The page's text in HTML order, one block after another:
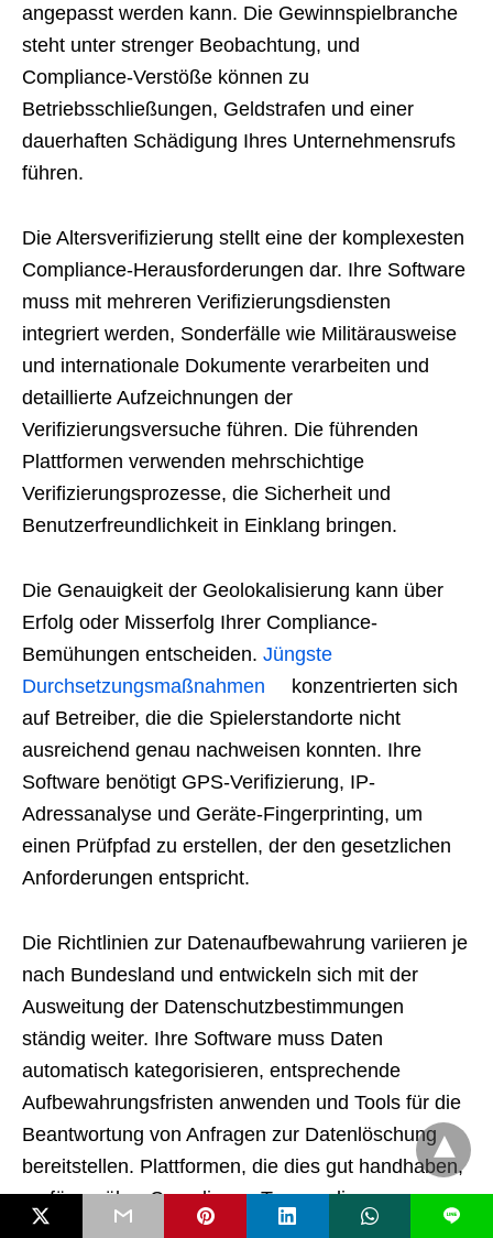
angepasst werden kann. Die Gewinnspielbranche
steht unter strenger Beobachtung, und
Compliance-Verstöße können zu
Betriebsschließungen, Geldstrafen und einer
dauerhaften Schädigung Ihres Unternehmensrufs
führen.
Die Altersverifizierung stellt eine der komplexesten
Compliance-Herausforderungen dar. Ihre Software
muss mit mehreren Verifizierungsdiensten
integriert werden, Sonderfälle wie Militärausweise
und internationale Dokumente verarbeiten und
detaillierte Aufzeichnungen der
Verifizierungsversuche führen. Die führenden
Plattformen verwenden mehrschichtige
Verifizierungsprozesse, die Sicherheit und
Benutzerfreundlichkeit in Einklang bringen.
Die Genauigkeit der Geolokalisierung kann über
Erfolg oder Misserfolg Ihrer Compliance-
Bemühungen entscheiden. Jüngste
Durchsetzungsmaßnahmen
konzentrierten sich
auf Betreiber, die die Spielerstandorte nicht
ausreichend genau nachweisen konnten. Ihre
Software benötigt GPS-Verifizierung, IP-
Adressanalyse und Geräte-Fingerprinting, um
einen Prüfpfad zu erstellen, der den gesetzlichen
Anforderungen entspricht.
Die Richtlinien zur Datenaufbewahrung variieren je
nach Bundesland und entwickeln sich mit der
Ausweitung der Datenschutzbestimmungen
ständig weiter. Ihre Software muss Daten
automatisch kategorisieren, entsprechende
Aufbewahrungsfristen anwenden und Tools für die
Beantwortung von Anfragen zur Datenlöschung
bereitstellen. Plattformen, die dies gut handhaben,
verfügen über Compliance-Teams, die
regulatorische Änderungen überwachen und ihre
L